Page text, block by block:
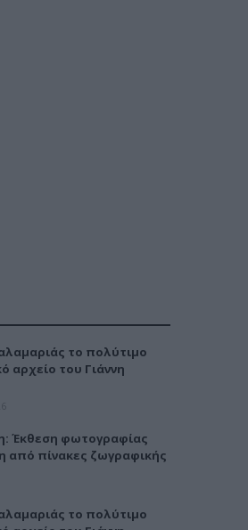
το πολύτιμο
αρχείο του Γιάννη
Έκθεση φωτογραφίας
από πίνακες ζωγραφικής
το πολύτιμο